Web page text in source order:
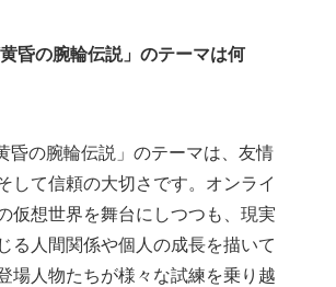
黄昏の腕輪伝説」のテーマは何
昏の腕輪伝説」のテーマは、友情
して信頼の大切さです。オンライ
仮想世界を舞台にしつつも、現実
る人間関係や個人の成長を描いて
場人物たちが様々な試練を乗り越